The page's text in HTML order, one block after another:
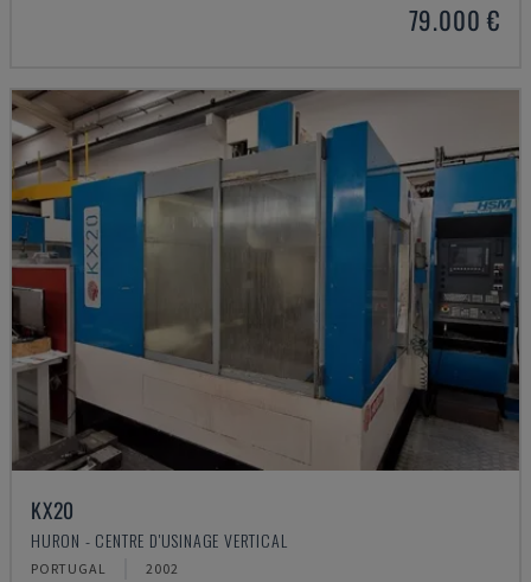
79.000 €
KX20
HURON - CENTRE D'USINAGE VERTICAL
PORTUGAL 2002